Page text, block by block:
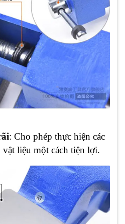
: Cho phép thực hiện các
liệu một cách tiện lợi.